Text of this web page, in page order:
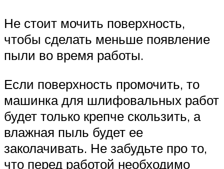
Не стоит мочить поверхность,
чтобы сделать меньше появление
пыли во время работы.
Если поверхность промочить, то
машинка для шлифовальных работ
будет только крепче скользить, а
влажная пыль будет ее
заколачивать. Не забудьте про то,
что перед работой необходимо